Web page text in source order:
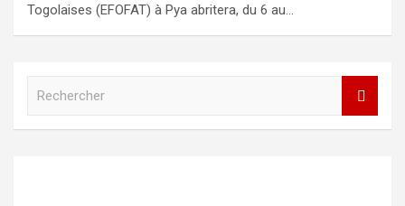
Togolaises (EFOFAT) à Pya abritera, du 6 au…